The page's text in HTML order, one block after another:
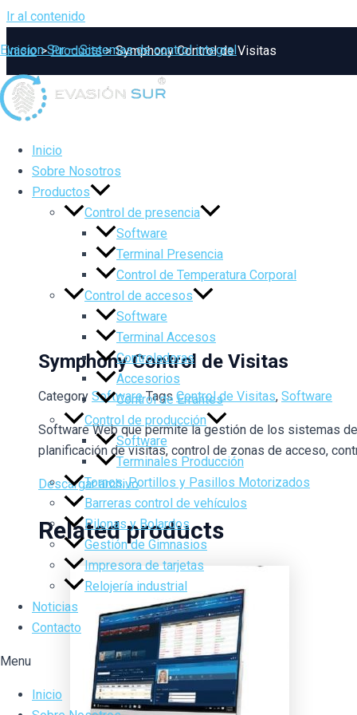
Ir al contenido
Evasion Sur – Sistemas de control integral
Inicio
Sobre Nosotros
Productos
Control de presencia
Software
Terminal Presencia
Control de Temperatura Corporal
Control de accesos
Software
Terminal Accesos
Controladoras
Accesorios
Control de Errantes
Control de producción
Software
Terminales Producción
Tornos, Portillos y Pasillos Motorizados
Barreras control de vehículos
Pilonas y Bolardos
Gestión de Gimnasios
Impresora de tarjetas
Relojería industrial
Noticias
Contacto
Menu
Inicio
Inicio Products Symphony Control de Visitas
Symphony Control de Visitas
Category Software Tags Control de Visitas, Software
Software Web que permite la gestión de los sistemas
planificación de visitas, control de zonas de acceso,
Descargar archivo
Related products